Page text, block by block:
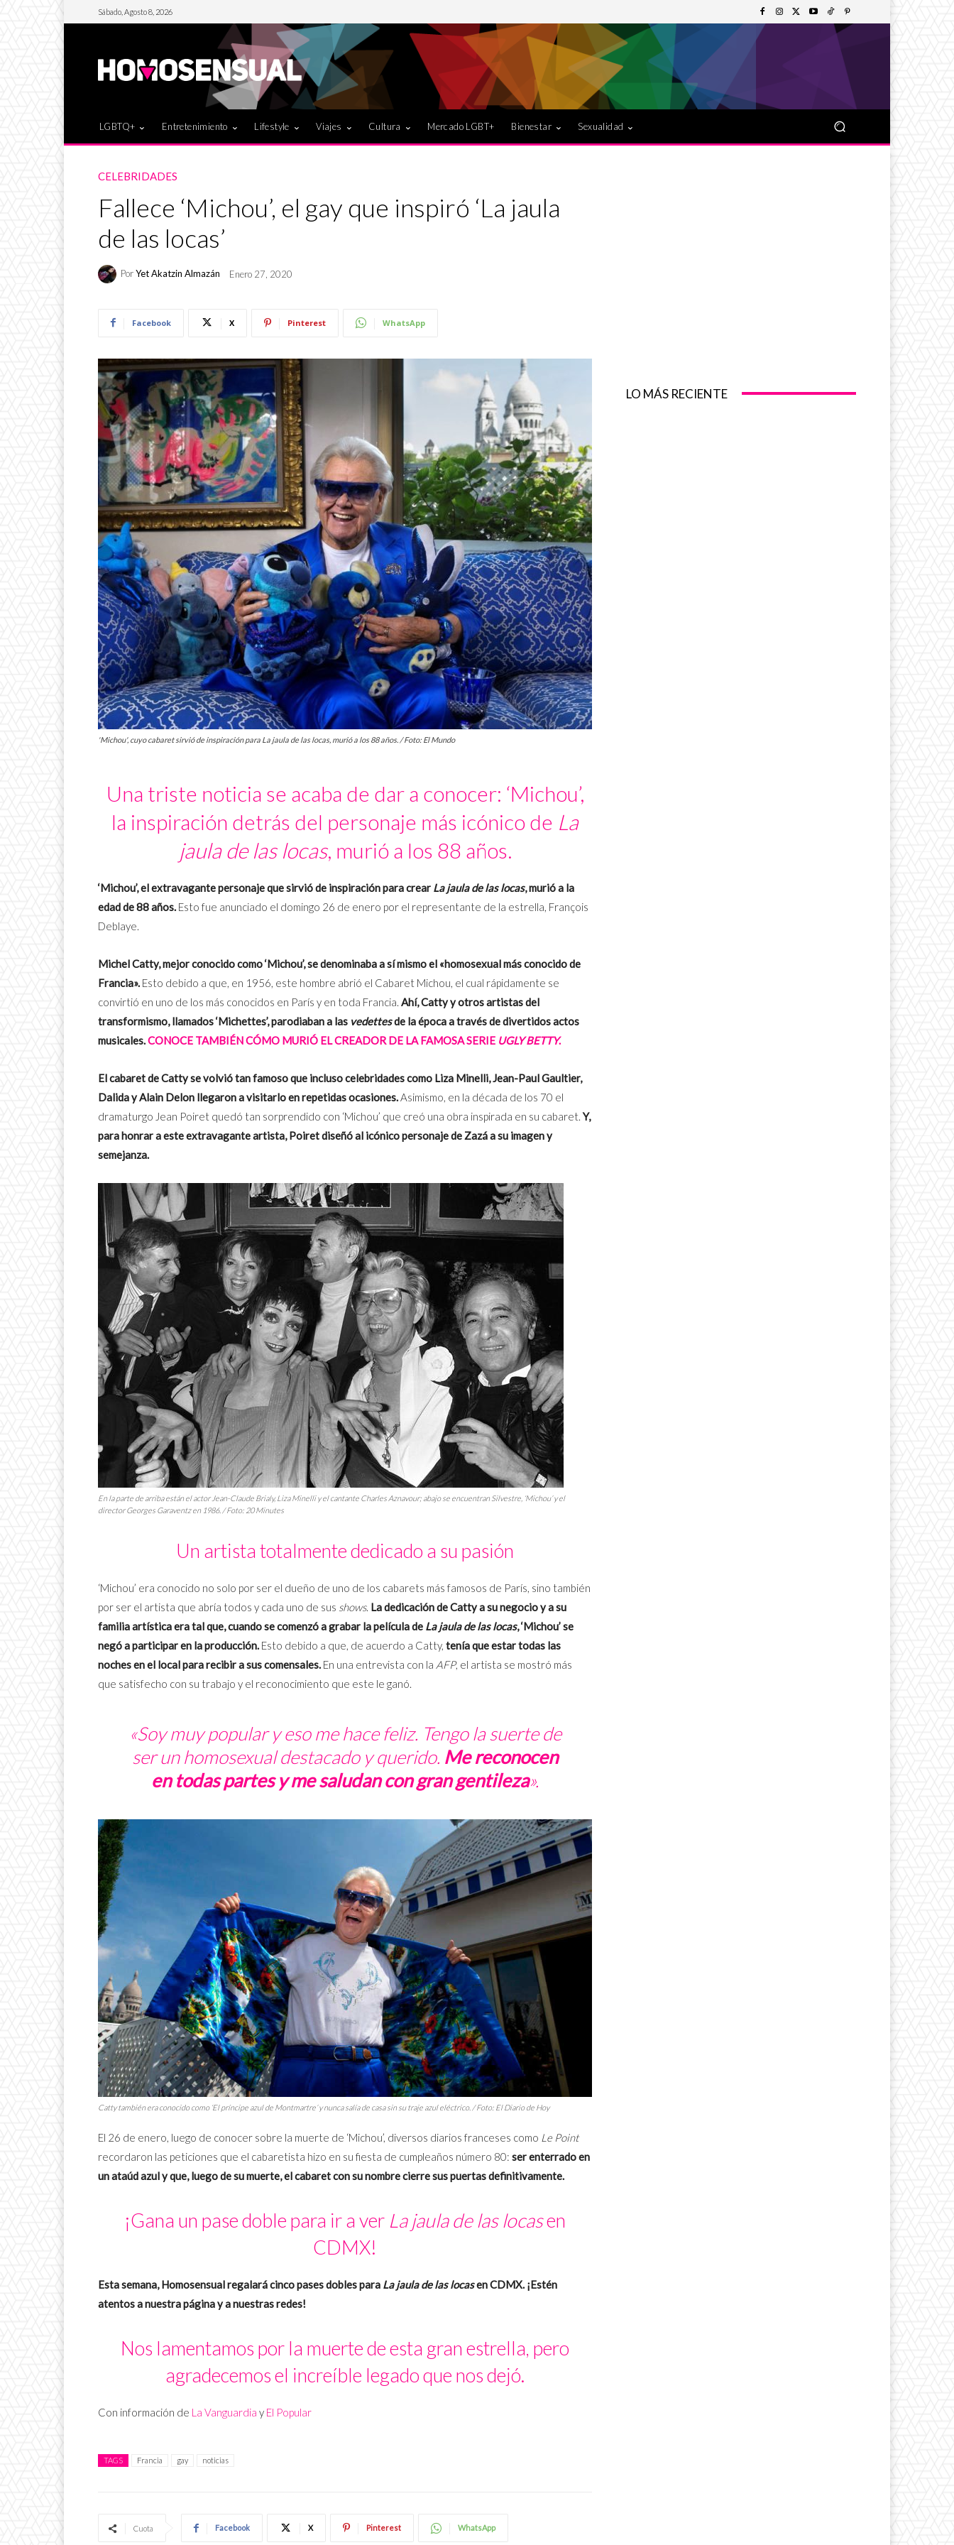
Sábado, Agosto 8, 2026
LGBTQ+ Entretenimiento Lifestyle Viajes Cultura Mercado LGBT+ Bienestar Sexualidad
CELEBRIDADES
Fallece ‘Michou’, el gay que inspiró ‘La jaula
de las locas’
PorYet Akatzin Almazán Enero 27, 2020
Facebook X Pinterest WhatsApp
'Michou', cuyo cabaret sirvió de inspiración para La jaula de las locas, murió a los 88 años. / Foto: El Mundo
Una triste noticia se acaba de dar a conocer: ‘Michou’,
la inspiración detrás del personaje más icónico de La
jaula de las locas, murió a los 88 años.
‘Michou’, el extravagante personaje que sirvió de inspiración para crear La jaula de las locas, murió a la
edad de 88 años. Esto fue anunciado el domingo 26 de enero por el representante de la estrella, François
Deblaye.
Michel Catty, mejor conocido como ‘Michou’, se denominaba a sí mismo el «homosexual más conocido de
Francia». Esto debido a que, en 1956, este hombre abrió el Cabaret Michou, el cual rápidamente se
convirtió en uno de los más conocidos en París y en toda Francia. Ahí, Catty y otros artistas del
transformismo, llamados ‘Michettes’, parodiaban a las vedettesde la época a través de divertidos actos
musicales.CONOCE TAMBIÉN CÓMO MURIÓ EL CREADOR DE LA FAMOSA SERIE UGLY BETTY.
El cabaret de Catty se volvió tan famoso que incluso celebridades como Liza Minelli, Jean-Paul Gaultier,
Dalida y Alain Delon llegaron a visitarlo en repetidas ocasiones.Asimismo, en la década de los 70 el
dramaturgo Jean Poiret quedó tan sorprendido con ‘Michou’ que creó una obra inspirada en su cabaret.Y,
para honrar a este extravagante artista, Poiret diseñó al icónico personaje de Zazá a su imagen y
semejanza.
En la parte de arriba están el actor Jean-Claude Brialy, Liza Minelli y el cantante Charles Aznavour; abajo se encuentran Silvestre, ‘Michou’ y el
director Georges Garaventz en 1986. / Foto: 20 Minutes
Un artista totalmente dedicado a su pasión
‘Michou’ era conocido no solo por ser el dueño de uno de los cabarets más famosos de París, sino también
por ser el artista que abría todos y cada uno de sus shows. La dedicación de Catty a su negocio y a su
familia artística era tal que, cuando se comenzó a grabar la película de La jaula de las locas, ‘Michou’ se
negó a participar en la producción. Esto debido a que, de acuerdo a Catty, tenía que estar todas las
noches en el local para recibir a sus comensales. En una entrevista con la AFP, el artista se mostró más
que satisfecho con su trabajo y el reconocimiento que este le ganó.
«Soy muy popular y eso me hace feliz. Tengo la suerte de
ser un homosexual destacado y querido. Me reconocen
en todas partes y me saludan con gran gentileza».
Catty también era conocido como ‘El príncipe azul de Montmartre’ y nunca salía de casa sin su traje azul eléctrico. / Foto: El Diario de Hoy
El 26 de enero, luego de conocer sobre la muerte de ‘Michou’, diversos diarios franceses como Le Point
recordaron las peticiones que el cabaretista hizo en su fiesta de cumpleaños número 80: ser enterrado en
un ataúd azul y que, luego de su muerte, el cabaret con su nombre cierre sus puertas definitivamente.
¡Gana un pase doble para ir a ver La jaula de las locasen
CDMX!
Esta semana, Homosensual regalará cinco pases dobles para La jaula de las locasen CDMX. ¡Estén
atentos a nuestra página y a nuestras redes!
Nos lamentamos por la muerte de esta gran estrella, pero
agradecemos el increíble legado que nos dejó.
Con información de La Vanguardia y El Popular
TAGS Francia gay noticias
Cuota Facebook X Pinterest WhatsApp
LO MÁS RECIENTE